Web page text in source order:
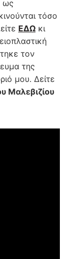
ως
τόσο
ΕΔΩκι
τον
της
μου. Δείτε
Μαλεβιζίου